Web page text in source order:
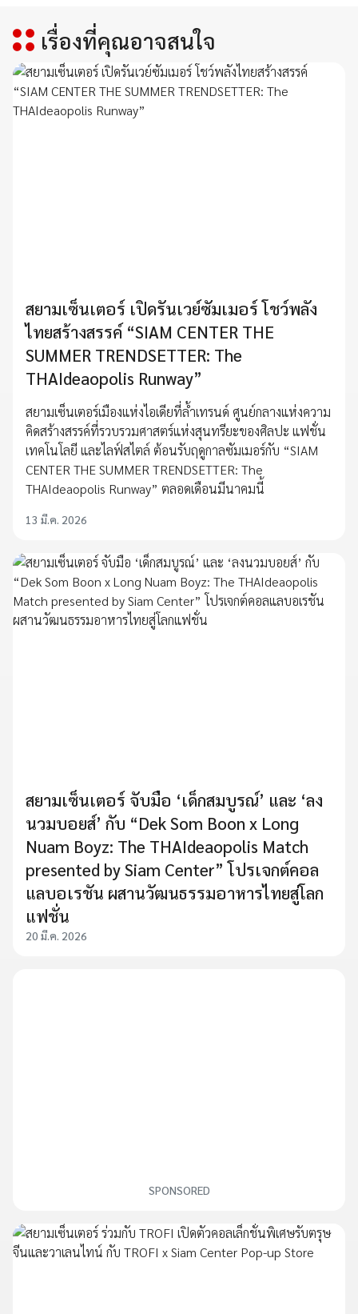
เรื่องที่คุณอาจสนใจ
สยามเซ็นเตอร์ เปิดรันเวย์ซัมเมอร์ โชว์พลัง
ไทยสร้างสรรค์ “SIAM CENTER THE
SUMMER TRENDSETTER: The
THAIdeaopolis Runway”
สยามเซ็นเตอร์เมืองแห่งไอเดียที่ล้ำเทรนด์ ศูนย์กลางแห่งความ
คิดสร้างสรรค์ที่รวบรวมศาสตร์แห่งสุนทรียะของศิลปะ แฟชั่น
เทคโนโลยี และไลฟ์สไตล์ ต้อนรับฤดูกาลซัมเมอร์กับ “SIAM
CENTER THE SUMMER TRENDSETTER: The
THAIdeaopolis Runway” ตลอดเดือนมีนาคมนี้
13 มี.ค. 2026
สยามเซ็นเตอร์ จับมือ ‘เด็กสมบูรณ์’ และ ‘ลง
นวมบอยส์’ กับ “Dek Som Boon x Long
Nuam Boyz: The THAIdeaopolis Match
presented by Siam Center” โปรเจกต์คอล
แลบอเรชัน ผสานวัฒนธรรมอาหารไทยสู่โลก
แฟชั่น
20 มี.ค. 2026
SPONSORED